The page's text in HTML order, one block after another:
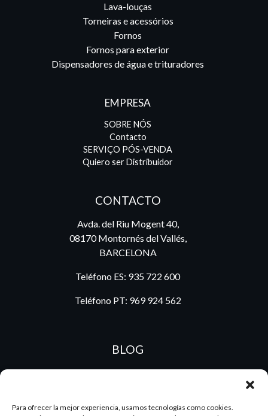
Para ofrecer la mejor experiencia, usamos tecnologías como cookies.
Lava-louças
Torneiras e acessórios
Fornos
Fornos para exterior
Dispensadores de água e trituradores
EMPRESA
SOBRE NÓS
Contacto
SERVIÇO PÓS-VENDA
Quiero ser Distribuidor
CONTACTO
Avda. del Riu Mogent 40,
08170 Montornés del Vallés,
BARCELONA
Teléfono ES: 935 722 600
Teléfono PT: 969 924 562
BLOG